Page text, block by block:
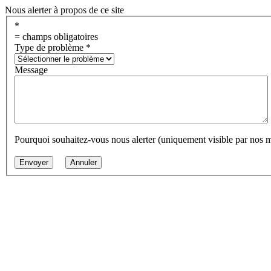
Nous alerter à propos de ce site
*
= champs obligatoires
Type de problème *
Message
Pourquoi souhaitez-vous nous alerter (uniquement visible par nos